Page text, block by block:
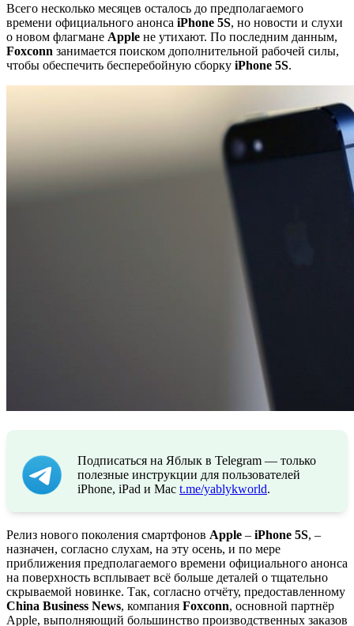
Всего несколько месяцев осталось до предполагаемого
времени официального анонса iPhone 5S, но новости и слухи
о новом флагмане Apple не утихают. По последним данным,
Foxconn занимается поиском дополнительной рабочей силы,
чтобы обеспечить бесперебойную сборку iPhone 5S.
Подписаться на Яблык в Telegram — только
полезные инструкции для пользователей
iPhone, iPad и Mac t.me/yablykworld.
Релиз нового поколения смартфонов Apple – iPhone 5S, –
назначен, согласно слухам, на эту осень, и по мере
приближения предполагаемого времени официального анонса
на поверхность всплывает всё больше деталей о тщательно
скрываемой новинке. Так, согласно отчёту, предоставленному
China Business News, компания Foxconn, основной партнёр
Apple, выполняющий большинство производственных заказов